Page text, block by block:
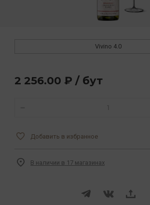
Vivino 4.0
2 256.00 ₽ / бут
Добавить в избранное
В наличии в 17 магазинах